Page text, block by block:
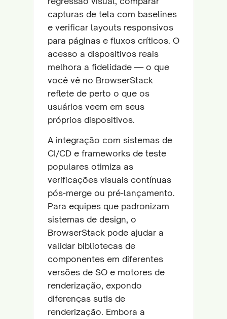
capturas de tela com baselines
e verificar layouts responsivos
para páginas e fluxos críticos. O
acesso a dispositivos reais
melhora a fidelidade — o que
você vê no BrowserStack
reflete de perto o que os
usuários veem em seus
próprios dispositivos.
A integração com sistemas de
CI/CD e frameworks de teste
populares otimiza as
verificações visuais contínuas
pós-merge ou pré-lançamento.
Para equipes que padronizam
sistemas de design, o
BrowserStack pode ajudar a
validar bibliotecas de
componentes em diferentes
versões de SO e motores de
renderização, expondo
diferenças sutis de
renderização. Embora a